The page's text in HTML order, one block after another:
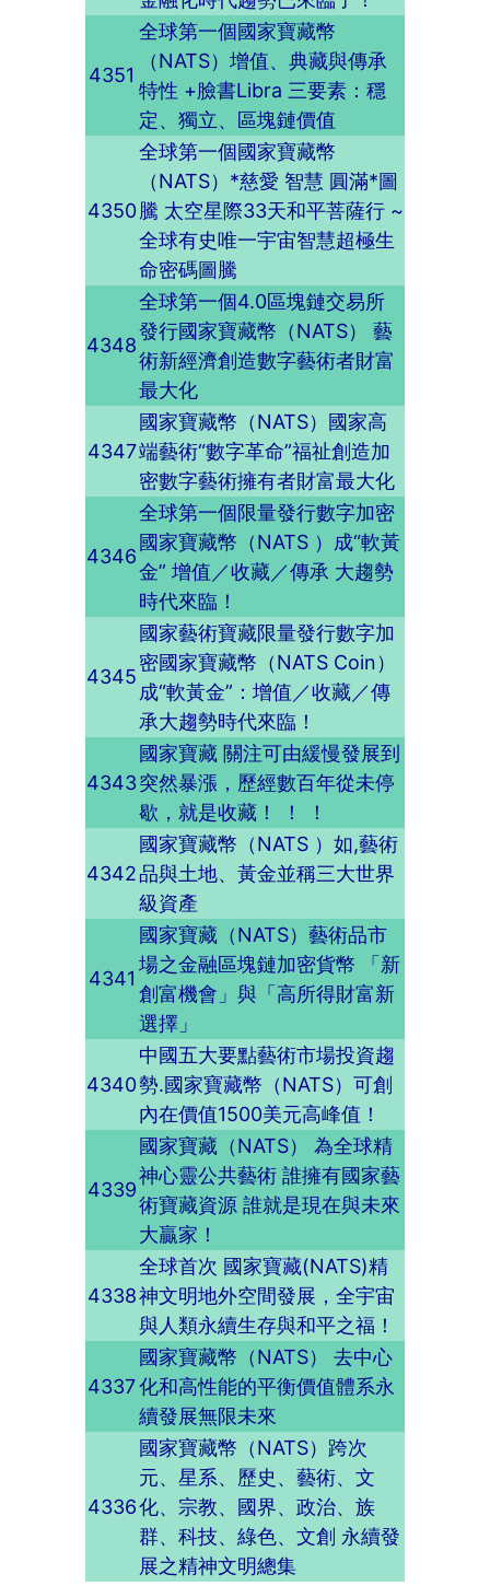
4351
全球第一個國家寶藏幣
（NATS）增值、典藏與傳承
特性 +臉書Libra 三要素：穩
定、獨立、區塊鏈價值
4350
全球第一個國家寶藏幣
（NATS）*慈愛 智慧 圓滿*圖
騰 太空星際33天和平菩薩行 ~
全球有史唯一宇宙智慧超極生
命密碼圖騰
4348
全球第一個4.0區塊鏈交易所
發行國家寶藏幣（NATS） 藝
術新經濟創造數字藝術者財富
最大化
4347
國家寶藏幣（NATS）國家高
端藝術“數字革命”福祉創造加
密數字藝術擁有者財富最大化
4346
全球第一個限量發行數字加密
國家寶藏幣（NATS ）成“軟黃
金” 增值／收藏／傳承 大趨勢
時代來臨！
4345
國家藝術寶藏限量發行數字加
密國家寶藏幣（NATS Coin）
成“軟黃金”：增值／收藏／傳
承大趨勢時代來臨！
4343
國家寶藏 關注可由緩慢發展到
突然暴漲，歷經數百年從未停
歇，就是收藏！ ！ ！
4342
國家寶藏幣（NATS ）如,藝術
品與土地、黃金並稱三大世界
級資產
4341
國家寶藏（NATS）藝術品市
場之金融區塊鏈加密貨幣 「新
創富機會」與「高所得財富新
選擇」
4340
中國五大要點藝術市場投資趨
勢.國家寶藏幣（NATS）可創
內在價值1500美元高峰值！
4339
國家寶藏（NATS） 為全球精
神心靈公共藝術 誰擁有國家藝
術寶藏資源 誰就是現在與未來
大贏家！
4338
全球首次 國家寶藏(NATS)精
神文明地外空間發展，全宇宙
與人類永續生存與和平之福！
4337
國家寶藏幣（NATS） 去中心
化和高性能的平衡價值體系永
續發展無限未來
4336
國家寶藏幣（NATS）跨次
元、星系、歷史、藝術、文
化、宗教、國界、政治、族
群、科技、綠色、文創 永續發
展之精神文明總集